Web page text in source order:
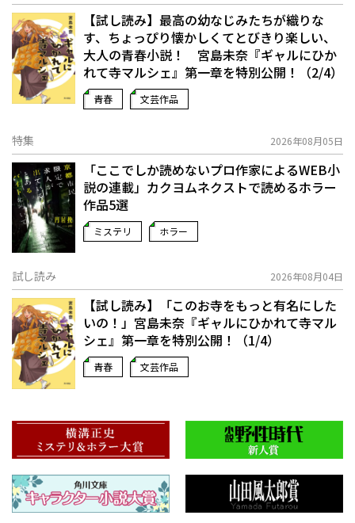
【試し読み】最高の幼なじみたちが織りな
す、ちょっぴり懐かしくてとびきり楽しい、
大人の青春小説！ 宮島未奈『ギャルにひか
れて寺マルシェ』第一章を特別公開！（2/4）
青春 文芸作品
特集 2026年08月05日
「ここでしか読めないプロ作家によるWEB小
説の連載」――カクヨムネクストで読めるホラー
作品5選
ミステリ ホラー
試し読み 2026年08月04日
【試し読み】「このお寺をもっと有名にした
いの！」宮島未奈『ギャルにひかれて寺マル
シェ』第一章を特別公開！（1/4）
青春 文芸作品